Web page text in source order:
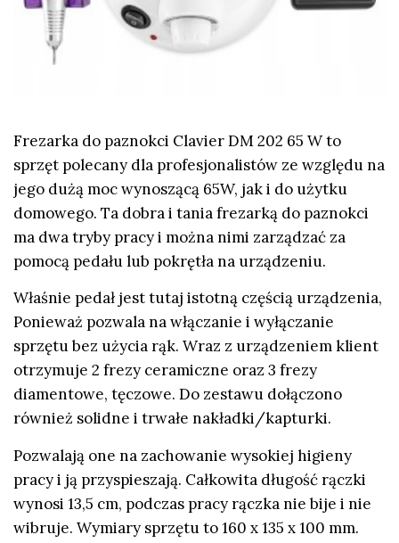
Frezarka do paznokci Clavier DM 202 65 W to
sprzęt polecany dla profesjonalistów ze względu na
jego dużą moc wynoszącą 65W, jak i do użytku
domowego. Ta dobra i tania frezarką do paznokci
ma dwa tryby pracy i można nimi zarządzać za
pomocą pedału lub pokrętła na urządzeniu.
Właśnie pedał jest tutaj istotną częścią urządzenia,
Ponieważ pozwala na włączanie i wyłączanie
sprzętu bez użycia rąk. Wraz z urządzeniem klient
otrzymuje 2 frezy ceramiczne oraz 3 frezy
diamentowe, tęczowe. Do zestawu dołączono
również solidne i trwałe nakładki/kapturki.
Pozwalają one na zachowanie wysokiej higieny
pracy i ją przyspieszają. Całkowita długość rączki
wynosi 13,5 cm, podczas pracy rączka nie bije i nie
wibruje. Wymiary sprzętu to 160 x 135 x 100 mm.